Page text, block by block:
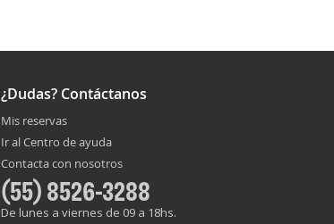
¿Dudas? Contáctanos
Mis reservas
Ir al Centro de ayuda
Contacta con nosotros
(55) 8526-3288
De lunes a viernes de 09 a 18hs.